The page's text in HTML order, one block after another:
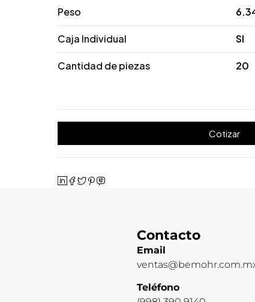
Peso
Caja Individual SI
Cantidad de piezas 20
Cotizar
Contacto
Email
Teléfono